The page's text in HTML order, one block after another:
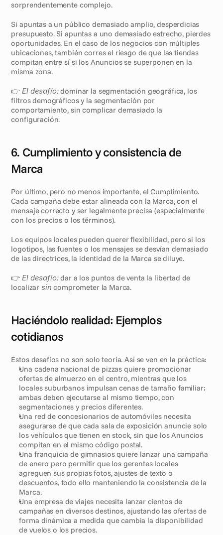
sorprendentemente complejo.
Si apuntas a un público demasiado amplio, desperdicias
presupuesto. Si apuntas a uno demasiado estrecho, pierdes
oportunidades. En el caso de los negocios con múltiples
ubicaciones, también corres el riesgo de que las tiendas
compitan entre sí si los Anuncios se superponen en la
misma zona.
👉 El desafío: dominar la segmentación geográfica, los
filtros demográficos y la segmentación por
comportamiento, sin complicar demasiado la
configuración.
6. Cumplimiento y consistencia de
Marca
Por último, pero no menos importante, el Cumplimiento.
Cada campaña debe estar alineada con la Marca, con el
mensaje correcto y ser legalmente precisa (especialmente
con los precios o los términos).
Los equipos locales pueden querer flexibilidad, pero si los
logotipos, las fuentes o los mensajes se desvían demasiado
de las directrices, la identidad de la Marca se diluye.
👉 El desafío: dar a los puntos de venta la libertad de
localizar sin comprometer la Marca.
Haciéndolo realidad: Ejemplos
cotidianos
Estos desafíos no son solo teoría. Así se ven en la práctica:
Una cadena nacional de pizzas quiere promocionar
ofertas de almuerzo en el centro, mientras que los
locales suburbanos impulsan cenas de tamaño familiar;
ambas deben ejecutarse al mismo tiempo, con
segmentaciones y precios diferentes.
Una red de concesionarios de automóviles necesita
asegurarse de que cada sala de exposición anuncie solo
los vehículos que tienen en stock, sin que los Anuncios
compitan en el mismo código postal.
Una franquicia de gimnasios quiere lanzar una campaña
de enero pero permitir que los gerentes locales
agreguen sus propias fotos, ajustes de texto o
descuentos, todo ello manteniendo la consistencia de la
Marca.
Una empresa de viajes necesita lanzar cientos de
campañas en diversos destinos, ajustando las ofertas de
forma dinámica a medida que cambia la disponibilidad
de vuelos o los precios.